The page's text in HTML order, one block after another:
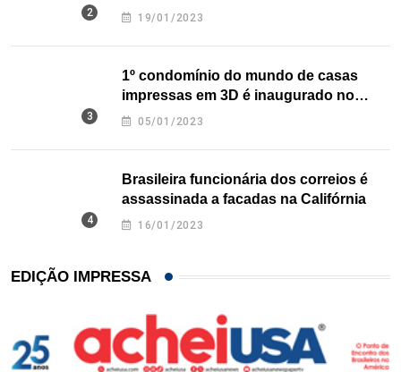
nos EUA
19/01/2023
1º condomínio do mundo de casas
impressas em 3D é inaugurado no
Texas
05/01/2023
Brasileira funcionária dos correios é
assassinada a facadas na Califórnia
16/01/2023
EDIÇÃO IMPRESSA